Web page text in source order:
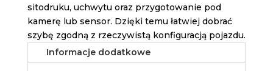
sitodruku, uchwytu oraz przygotowanie pod
kamerę lub sensor. Dzięki temu łatwiej dobrać
szybę zgodną z rzeczywistą konfiguracją pojazdu.
Informacje dodatkowe